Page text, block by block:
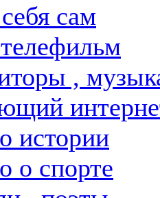
сам
,
истории
о спорте